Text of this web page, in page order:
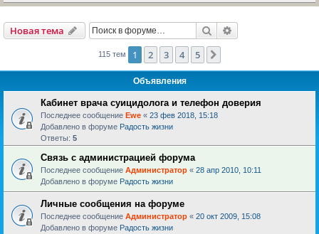
Новая тема Поиск
115 тем 1 2 3 4 5
Объявления
Кабинет врача суицидолога и телефон доверия
Последнее сообщение Ewe « 23 фев 2018, 15:18
Добавлено в форуме Радость жизни
Ответы: 5
Связь с администрацией форума
Последнее сообщение Администратор « 28 апр 2010, 10:11
Добавлено в форуме Радость жизни
Личные сообщения на форуме
Последнее сообщение Администратор « 20 окт 2009, 15:08
Добавлено в форуме Радость жизни